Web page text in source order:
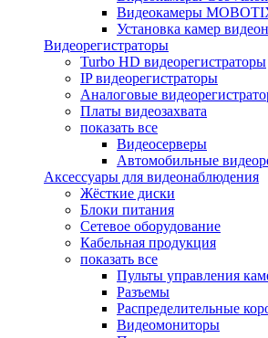
Видеокамеры
Установка камер
Видеорегистраторы
Turbo HD видеорегистраторы
IP видеорегистраторы
Аналоговые
Платы видеозахвата
показать все
Видеосерверы
Автомобильные
Аксессуары для видеонаблюдения
Жёсткие диски
Блоки питания
Сетевое оборудование
Кабельная продукция
показать все
Пульты управления
Разъемы
Распределительные
Видеомониторы